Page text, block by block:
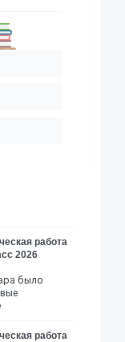
работа
2026
было
работа